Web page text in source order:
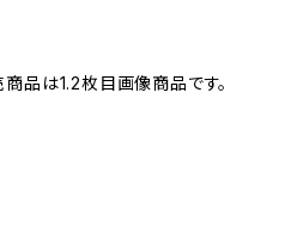
品は1.2枚目画像商品です。